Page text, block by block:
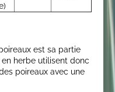
est sa partie
herbe utilisent donc
poireaux avec une